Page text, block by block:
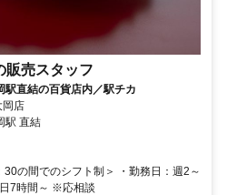
販売スタッフ
直結の百貨店内／駅チカ
店
駅 直結
の間でのシフト制＞ ・勤務日：週2～
7時間～ ※応相談